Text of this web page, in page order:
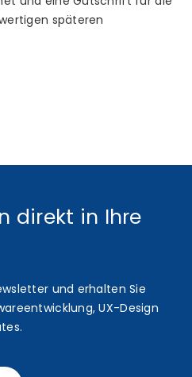
späteren
direkt in Ihre
und erhalten Sie
UX-Design